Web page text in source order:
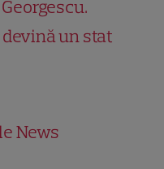
un stat
News